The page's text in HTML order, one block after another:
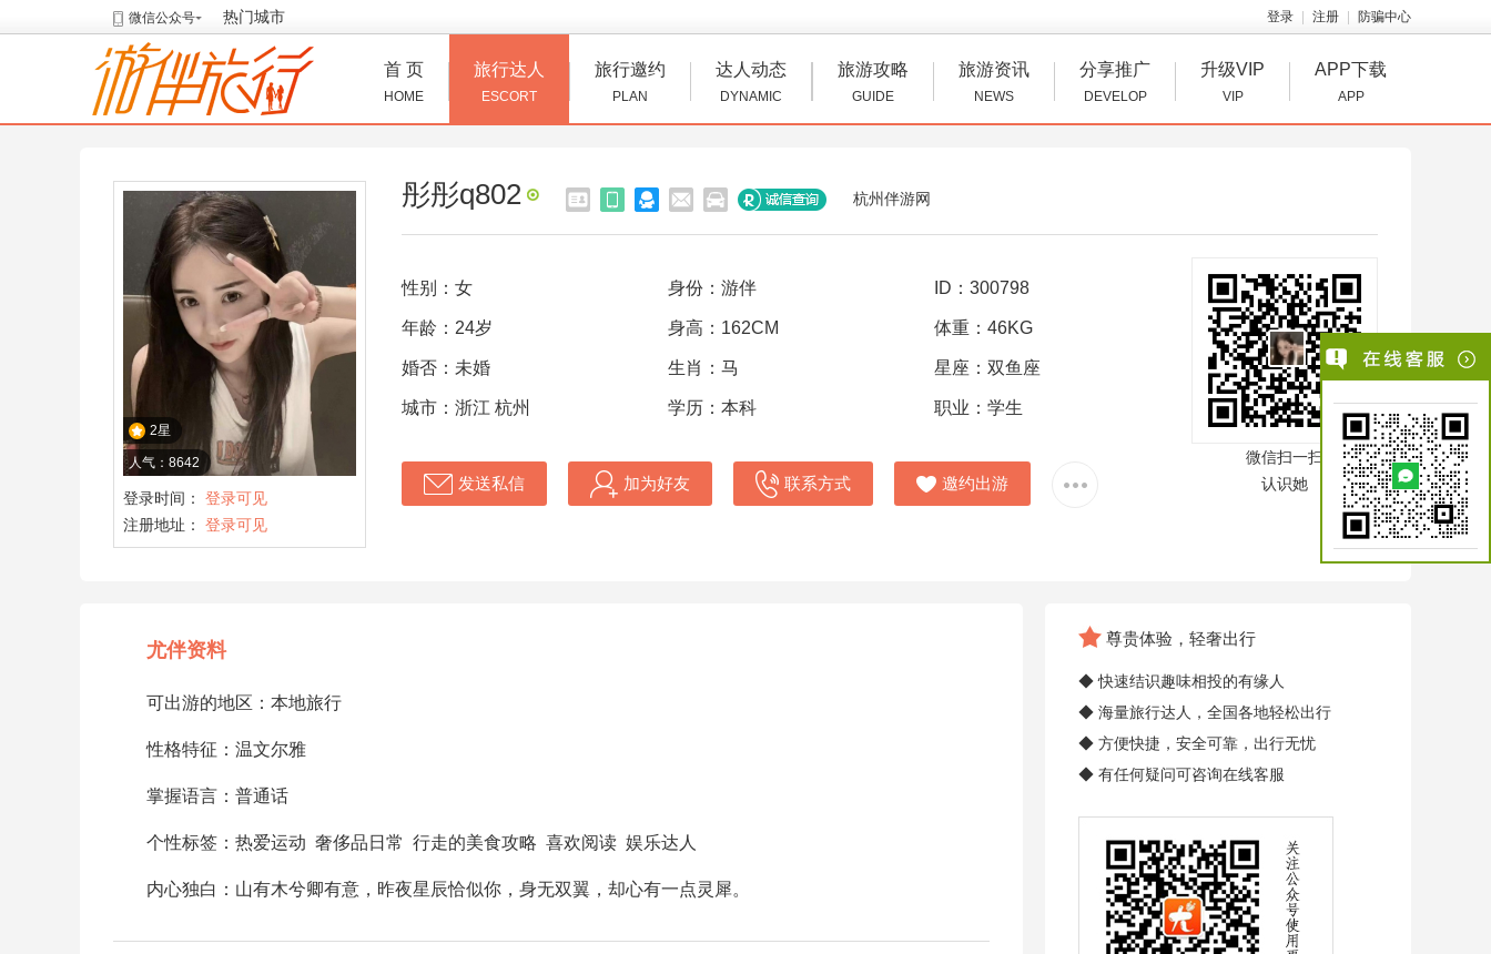
微信公众号 热门城市 登录 注册 防骗中心
首 页
HOME
旅行达人
ESCORT
旅行邀约
PLAN
达人动态
DYNAMIC
旅游攻略
GUIDE
旅游资讯
NEWS
分享推广
DEVELOP
升级VIP
VIP
APP下载
APP
2星
人气：8642
登录时间： 登录可见
注册地址： 登录可见
彤彤q802 杭州伴游网
性别：女 身份：游伴 ID：300798
年龄：24岁 身高：162CM 体重：46KG
婚否：未婚 生肖：马 星座：双鱼座
城市：浙江 杭州 学历：本科 职业：学生
微信扫一扫
认识她
发送私信 加为好友 联系方式 邀约出游
尤伴资料
可出游的地区：本地旅行
性格特征：温文尔雅
掌握语言：普通话
个性标签：热爱运动 奢侈品日常 行走的美食攻略 喜欢阅读 娱乐达人
内心独白：山有木兮卿有意，昨夜星辰恰似你，身无双翼，却心有一点灵犀。
尊贵体验，轻奢出行
◆ 快速结识趣味相投的有缘人
◆ 海量旅行达人，全国各地轻松出行
◆ 方便快捷，安全可靠，出行无忧
◆ 有任何疑问可咨询在线客服